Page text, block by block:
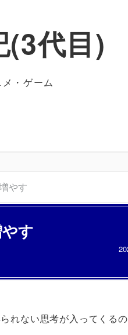
(3代目)
・ゲーム
やす
す
れない思考が入ってくる